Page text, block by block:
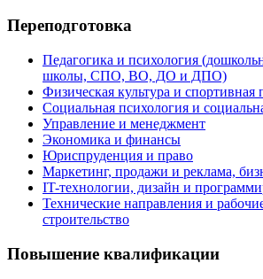
Переподготовка
Педагогика и психология
школы, СПО, ВО, ДО и ДПО)
Физическая культура и спортивная
Социальная психология и
Управление и менеджмент
Экономика и финансы
Юриспруденция и право
Маркетинг, продажи и реклама,
IT-технологии, дизайн и
Технические направления и
строительство
Повышение квалификации